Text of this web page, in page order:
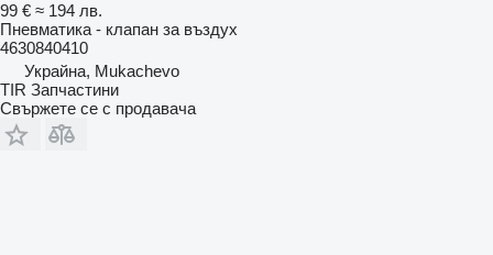
99 € ≈ 194 лв.
Пневматика - клапан за въздух
4630840410
Украйна, Mukachevo
TIR Запчастини
Свържете се с продавача